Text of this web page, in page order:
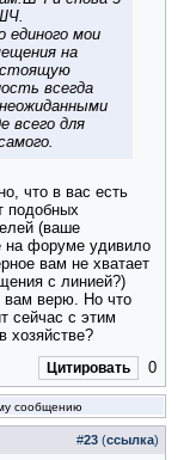
единого мои
на
всегда
всего для
что в вас есть
подобных
(ваше
на форуме удивило
вам не хватает
с линией?)
вам верю. Но что
сейчас с этим
хозяйстве?
Цитировать 0
сообщению
#23 (ссылка)